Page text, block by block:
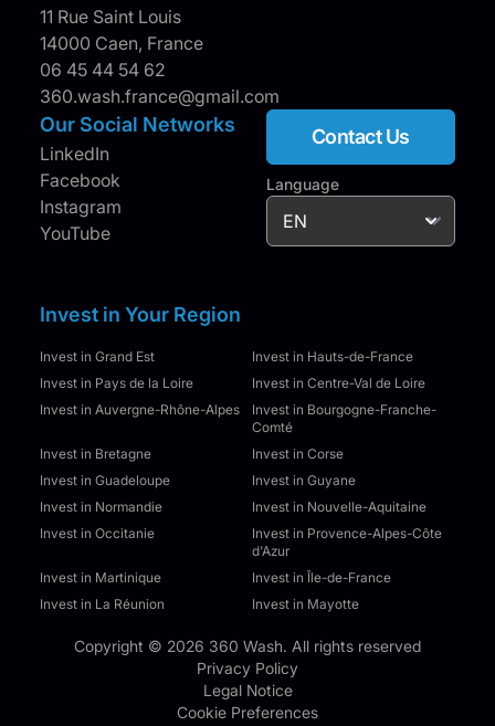
11 Rue Saint Louis
14000 Caen, France
06 45 44 54 62
360.wash.france@gmail.com
Our Social Networks
LinkedIn
Facebook
Instagram
YouTube
Contact Us
Language
Invest in Your Region
Invest in Grand Est
Invest in Hauts-de-France
Invest in Pays de la Loire
Invest in Centre-Val de Loire
Invest in Auvergne-Rhône-Alpes
Invest in Bourgogne-Franche-
Comté
Invest in Bretagne
Invest in Corse
Invest in Guadeloupe
Invest in Guyane
Invest in Normandie
Invest in Nouvelle-Aquitaine
Invest in Occitanie
Invest in Provence-Alpes-Côte
d'Azur
Invest in Martinique
Invest in Île-de-France
Invest in La Réunion
Invest in Mayotte
Copyright © 2026 360 Wash. All rights reserved
Privacy Policy
Legal Notice
Cookie Preferences